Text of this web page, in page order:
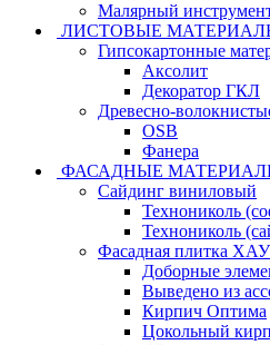
Малярный
ЛИСТОВЫЕ
Гипсокартонные
Аксолит
Декоратор ГКЛ
Древесно-
OSB
Фанера
ФАСАДНЫЕ
Сайдинг виниловый
Технониколь
Технониколь
Фасадная плитка
Доборные
Выведено из
Кирпич Оптима
Цокольный